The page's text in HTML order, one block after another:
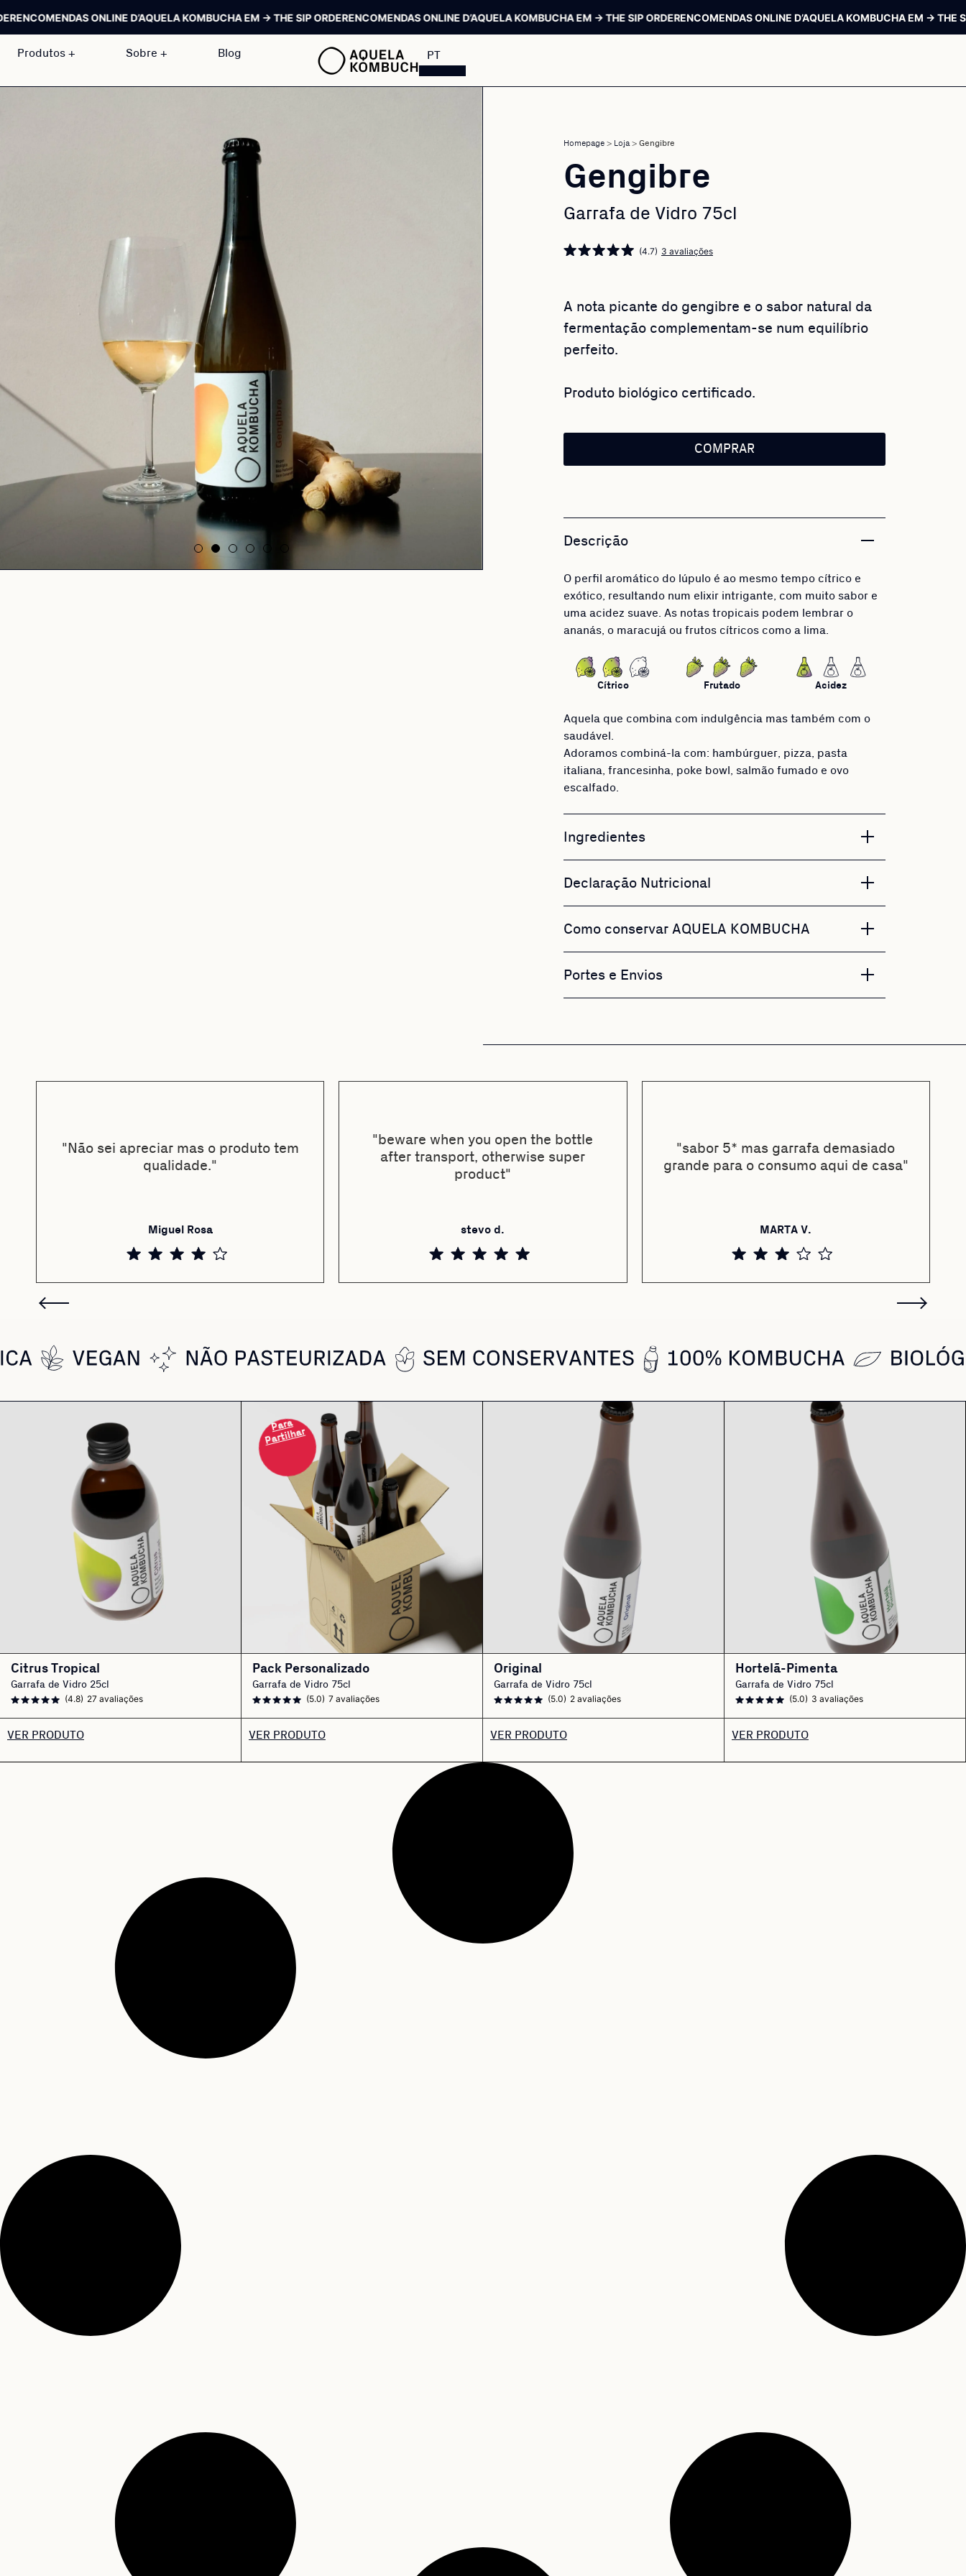
ONLINE D’AQUELA KOMBUCHA EM → THE SIP ORDERENCOMENDAS ONLINE D’AQUELA KOMBUCHA EM → THE SIP ORDERENCOMENDAS ONLINE D’AQUELA KOMBUCHA EM → THE SIP ORDER
Produtos + Sobre + Blog PT
Homepage > Loja> Gengibre
Gengibre
Garrafa de Vidro 75cl
(4.7) 3 avaliações
A nota picante do gengibre e o sabor natural da
fermentação complementam-se num equilíbrio
perfeito.
Produto biológico certificado.
COMPRAR
Descrição
O perfil aromático do lúpulo é ao mesmo tempo cítrico e
exótico, resultando num elixir intrigante, com muito sabor e
uma acidez suave. As notas tropicais podem lembrar o
ananás, o maracujá ou frutos cítricos como a lima.
Cítrico Frutado Acidez
Aquela que combina com indulgência mas também com o
saudável.
Adoramos combiná-la com: hambúrguer, pizza, pasta
italiana, francesinha, poke bowl, salmão fumado e ovo
escalfado.
Ingredientes
Declaração Nutricional
Como conservar AQUELA KOMBUCHA
Portes e Envios
"Não sei apreciar mas o produto tem
qualidade."
Miguel Rosa
"beware when you open the bottle
after transport, otherwise super
product"
stevo d.
"sabor 5* mas garrafa demasiado
grande para o consumo aqui de casa"
MARTA V.
Citrus Tropical
Garrafa de Vidro 25cl
(4.8) 27 avaliações
VER PRODUTO
Para
Partilhar
Pack Personalizado
Garrafa de Vidro 75cl
(5.0) 7 avaliações
VER PRODUTO
Original
Garrafa de Vidro 75cl
(5.0) 2 avaliações
VER PRODUTO
Hortelã-Pimenta
Garrafa de Vidro 75cl
(5.0) 3 avaliações
VER PRODUTO